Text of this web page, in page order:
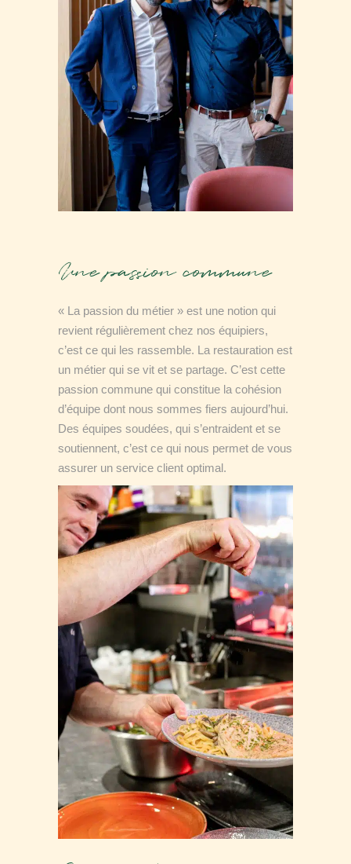
Une passion commune
« La passion du métier » est une notion qui
revient régulièrement chez nos équipiers,
c’est ce qui les rassemble. La restauration est
un métier qui se vit et se partage. C’est cette
passion commune qui constitue la cohésion
d’équipe dont nous sommes fiers aujourd’hui.
Des équipes soudées, qui s’entraident et se
soutiennent, c’est ce qui nous permet de vous
assurer un service client optimal.